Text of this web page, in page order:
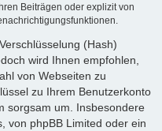
Beiträgen oder explizit von
(Hash)
wird Ihnen empfohlen,
von Webseiten zu
zu Ihrem Benutzerkonto
sorgsam um. Insbesondere
von phpBB Limited oder ein